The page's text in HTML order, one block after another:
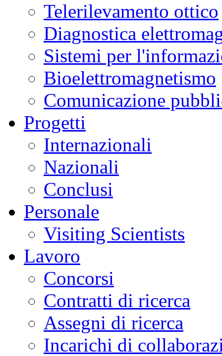
Telerilevamento ottico
Diagnostica
Sistemi per
Bioelettromagnetismo
Comunicazione
Progetti
Internazionali
Nazionali
Conclusi
Personale
Visiting Scientists
Lavoro
Concorsi
Contratti di ricerca
Assegni di ricerca
Incarichi di